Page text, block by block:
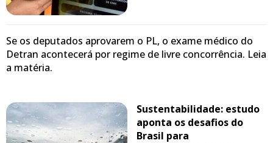
Se os deputados aprovarem o PL, o exame médico do
Detran acontecerá por regime de livre concorrência. Leia
a matéria.
Sustentabilidade: estudo
aponta os desafios do
Brasil para